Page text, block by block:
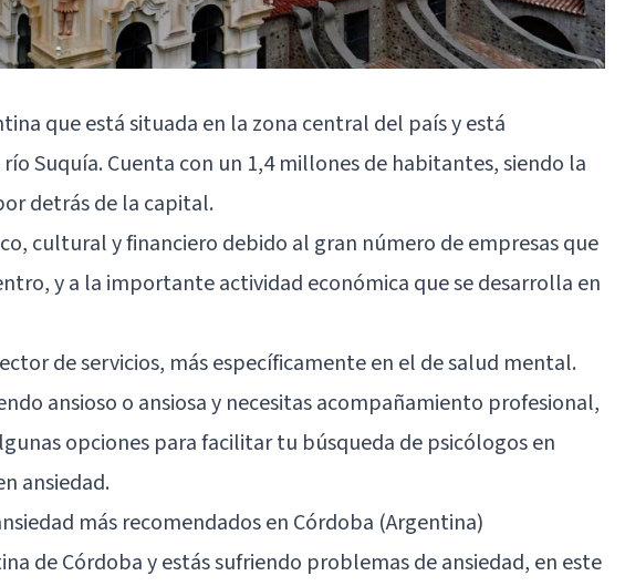
que está situada en la zona central del país y está
Suquía. Cuenta con un 1,4 millones de habitantes, siendo la
detrás de la capital.
cultural y financiero debido al gran número de empresas que
y a la importante actividad económica que se desarrolla en
de servicios, más específicamente en el de salud mental.
ansioso o ansiosa y necesitas acompañamiento profesional,
opciones para facilitar tu búsqueda de psicólogos en
ansiedad.
más recomendados en Córdoba (Argentina)
deCórdobay estás sufriendo problemas de ansiedad, en este